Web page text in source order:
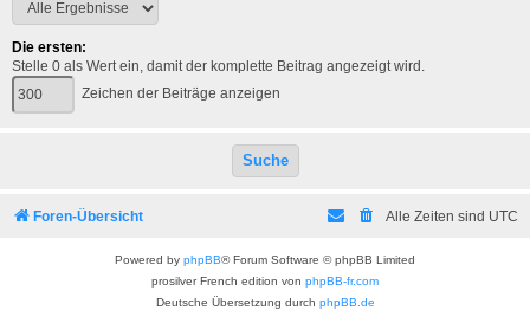
Die ersten:
Stelle 0 als Wert ein, damit der komplette Beitrag angezeigt wird.
Zeichen der Beiträge anzeigen
Foren-Übersicht Alle Zeiten sind UTC
Powered by phpBB® Forum Software © phpBB Limited
prosilver French edition von phpBB-fr.com
Deutsche Übersetzung durch phpBB.de